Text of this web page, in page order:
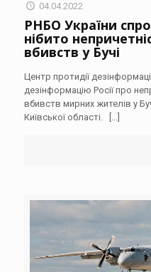
04.04.2022
РНБО України
нібито
вбивств у Бучі
Центр протидії
дезінформацію Росії про
вбивств мирних жителів у
Київської області.
[…]